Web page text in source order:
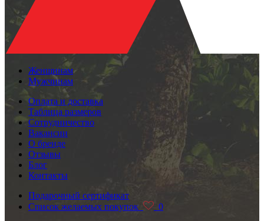
Женщинам
Мужчинам
Оплата и доставка
Таблица размеров
Сотрудничество
Вакансии
О бренде
Отзывы
Блог
Контакты
Подарочный сертификат
Список желаемых покупок
0